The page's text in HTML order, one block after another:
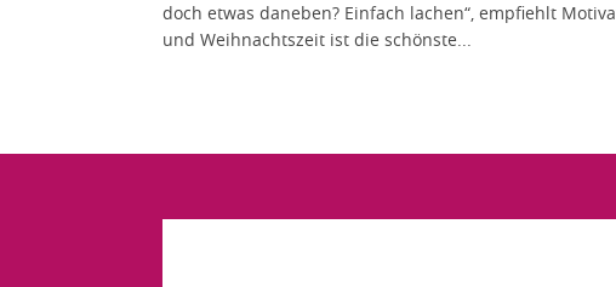
doch etwas daneben? Einfach lachen“, empfiehlt
und Weihnachtszeit ist die schönste...